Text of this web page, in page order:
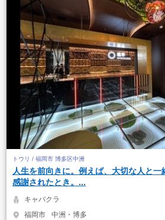
トウリ / 福岡市 博多区中洲
人生を前向きに。例えば、大切な人と
感謝されたとき。...
キャバクラ
福岡市
中洲・博多